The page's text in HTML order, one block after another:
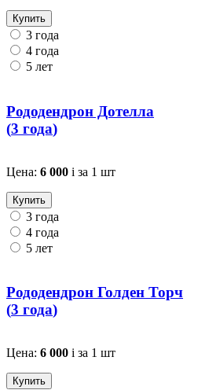
Купить
3 года
4 года
5 лет
Рододендрон Дотелла
(3 года)
Цена: 6 000 i за 1 шт
Купить
3 года
4 года
5 лет
Рододендрон Голден Торч
(3 года)
Цена: 6 000 i за 1 шт
Купить